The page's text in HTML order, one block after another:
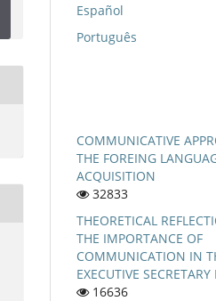
Español
Português
COMMUNICATIVE
THE FOREING
ACQUISITION
32833
THEORETICAL
THE IMPORTANCE OF
COMMUNICATION IN
EXECUTIVE
16636